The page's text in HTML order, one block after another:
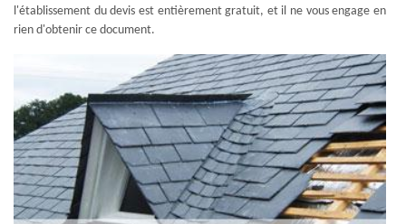
l'établissement du devis est entièrement gratuit, et il ne vous engage en
rien d'obtenir ce document.